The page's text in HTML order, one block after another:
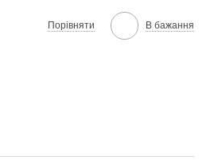
Порівняти В бажання